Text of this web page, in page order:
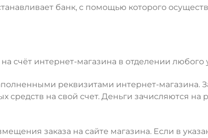
банк, с помощью которого
счёт интернет-магазина в отделении любого
реквизитами интернет-магазина.
на свой счет. Деньги зачисляются на
заказа на сайте магазина. Если в